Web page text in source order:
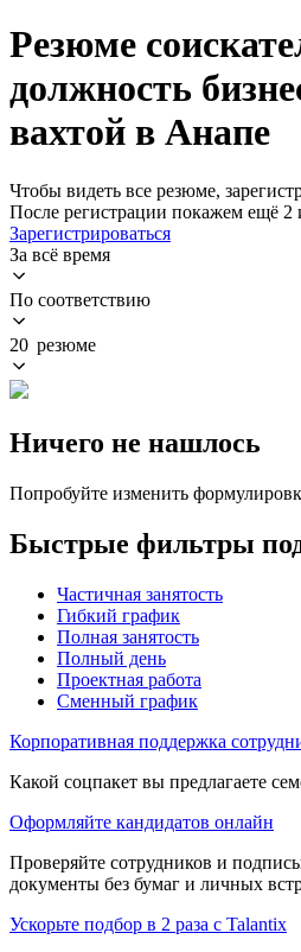
Резюме
должность
вахтой в Анапе
Чтобы видеть все резюме,
После регистрации покажем ещё 2
Зарегистрироваться
За всё время
По соответствию
20 резюме
Ничего не нашлось
Попробуйте изменить
Быстрые фильтры
Частичная занятость
Гибкий график
Полная занятость
Полный день
Проектная работа
Сменный график
Корпоративная поддержка
Какой соцпакет вы предлагаете
Оформляйте кандидатов онлайн
Проверяйте сотрудников и
документы без бумаг и личных
Ускорьте подбор в 2 раза с Talantix